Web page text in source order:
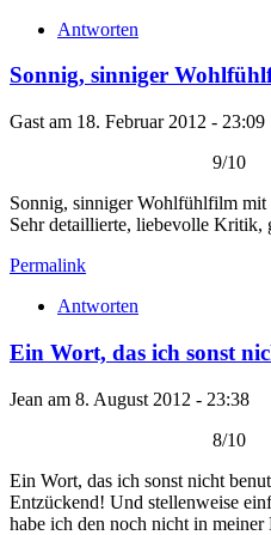
Antworten
Sonnig, sinniger
Gast am 18. Februar 2012 - 23:09
9/10
Sonnig, sinniger Wohlfühlfilm mit
Sehr detaillierte, liebevolle Kritik,
Permalink
Antworten
Ein Wort, das ich sonst
Jean am 8. August 2012 - 23:38
8/10
Ein Wort, das ich sonst nicht
Entzückend! Und stellenweise
habe ich den noch nicht in